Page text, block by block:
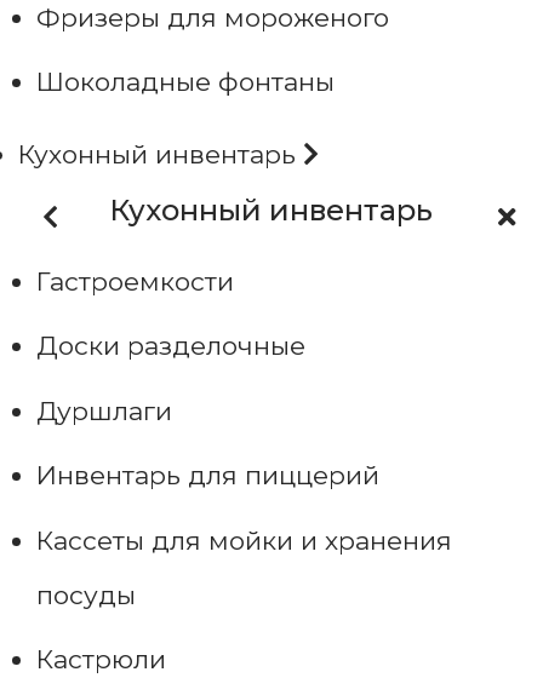
Фризеры для мороженого
Шоколадные фонтаны
Кухонный инвентарь
Кухонный инвентарь
Гастроемкости
Доски разделочные
Дуршлаги
Инвентарь для пиццерий
Кассеты для мойки и хранения
посуды
Кастрюли